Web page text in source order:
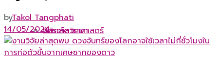
ฟิสิกส์ดาราศาสตร์
จักรวาลวิทยา
byTakol Tangphati
14/05/2024